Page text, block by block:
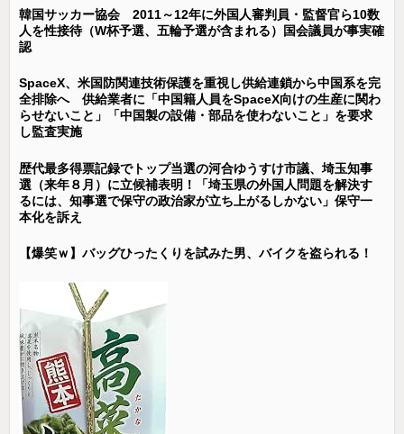
韓国サッカー協会 2011～12年に外国人審判員・監督官ら10数
人を性接待（W杯予選、五輪予選が含まれる）国会議員が事実確
認
SpaceX、米国防関連技術保護を重視し供給連鎖から中国系を完
全排除へ 供給業者に「中国籍人員をSpaceX向けの生産に関わ
らせないこと」「中国製の設備・部品を使わないこと」を要求
し監査実施
歴代最多得票記録でトップ当選の河合ゆうすけ市議、埼玉知事
選（来年８月）に立候補表明！「埼玉県の外国人問題を解決す
るには、知事選で保守の政治家が立ち上がるしかない」保守一
本化を訴え
【爆笑ｗ】バッグひったくりを試みた男、バイクを盗られる！